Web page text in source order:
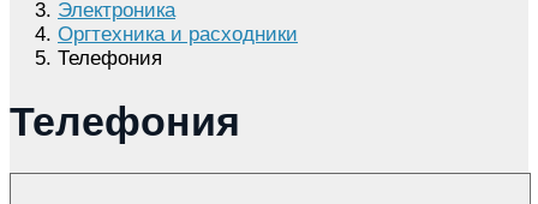
Электроника
Оргтехника и расходники
Телефония
Телефония